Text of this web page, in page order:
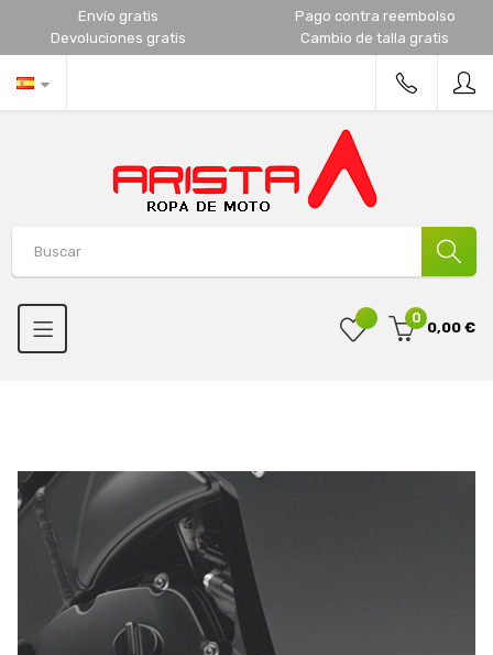
Envío gratis
Pago contra reembolso
Devoluciones gratis
Cambio de talla gratis
0
0,00 €